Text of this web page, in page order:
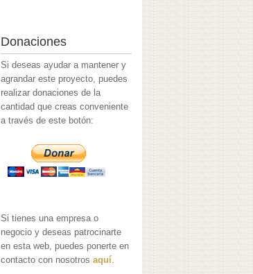
Donaciones
Si deseas ayudar a mantener y
agrandar este proyecto, puedes
realizar donaciones de la
cantidad que creas conveniente
a través de este botón:
Si tienes una empresa o
negocio y deseas patrocinarte
en esta web, puedes ponerte en
contacto con nosotrosaquí.